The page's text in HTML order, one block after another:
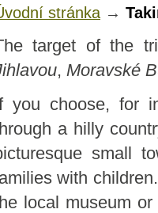
stránka →
target of the
, Moravské
you choose, for
a hilly
small
with
local museum